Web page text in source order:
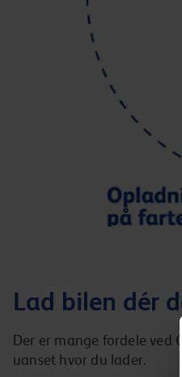
Lad bilen dér
Der er mange fordele ved
uanset hvor du lader.